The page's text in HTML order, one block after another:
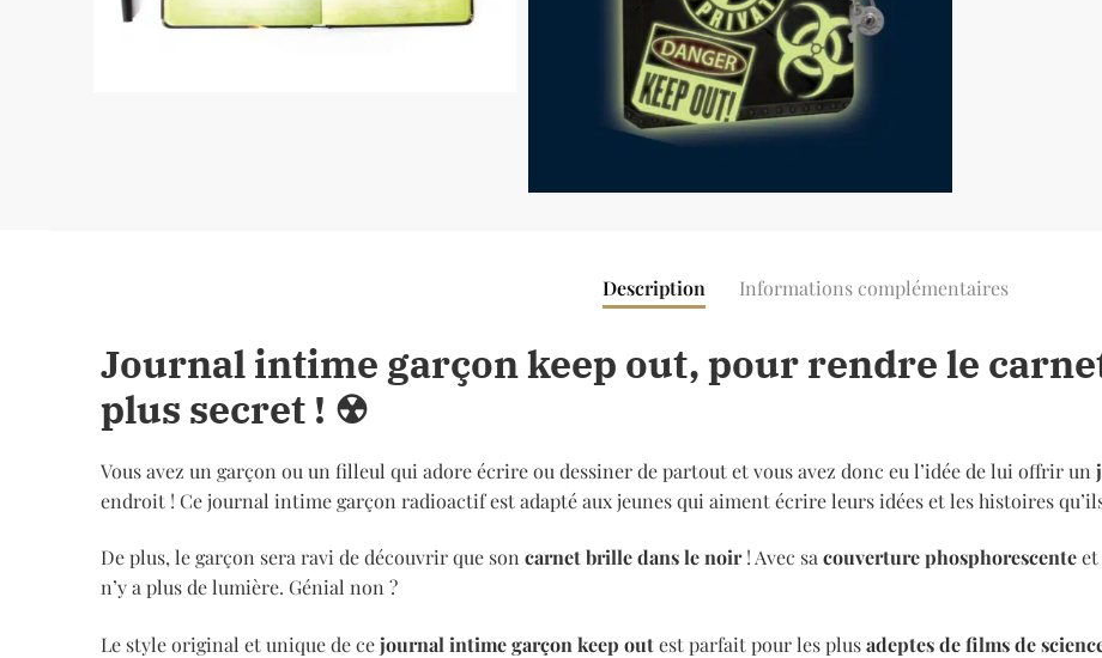
Description Informations complémentaires
Journal intime garçon keep out, pour rendre le
plus secret ! ☢
Vous avez un garçon ou un filleul qui adore écrire ou dessiner de partout et vous avez donc eu l’idée de lui offrir un
endroit ! Ce journal intime garçon radioactif est adapté aux jeunes qui aiment écrire leurs idées et les histoires
De plus, le garçon sera ravi de découvrir que son carnet brille dans le noir! Avec sa couverture phosphorescenteet
n’y a plus de lumière. Génial non ?
Le style original et unique de cejournal intime garçon keep outest parfait pour les plusadeptes de films de